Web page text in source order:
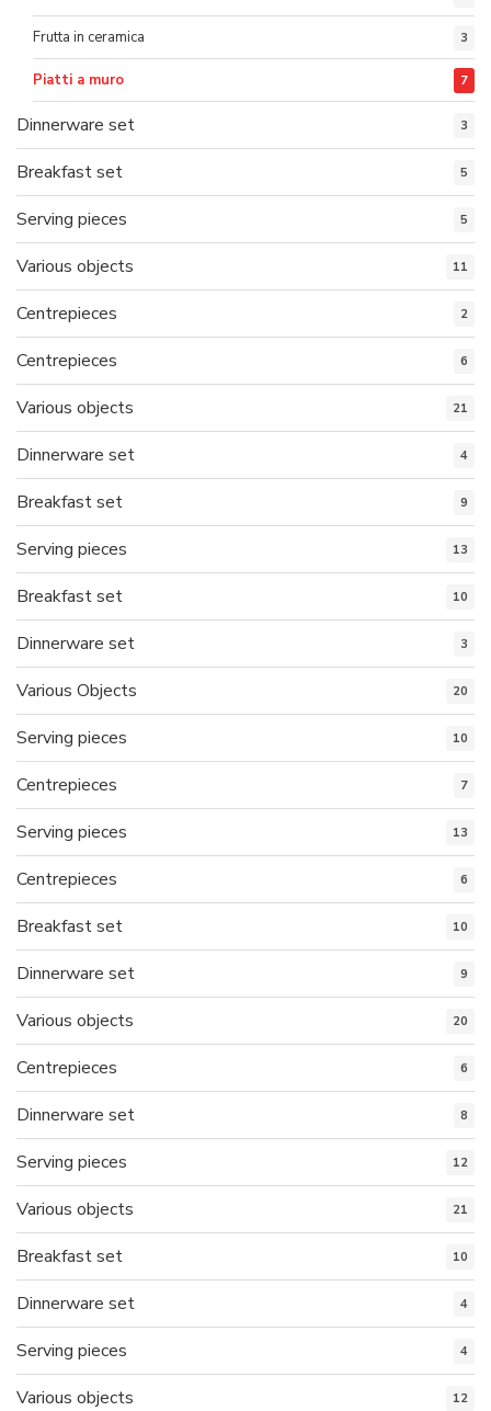
Frutta in ceramica 3
Piatti a muro 7
Dinnerware set 3
Breakfast set 5
Serving pieces 5
Various objects 11
Centrepieces 2
Centrepieces 6
Various objects 21
Dinnerware set 4
Breakfast set 9
Serving pieces 13
Breakfast set 10
Dinnerware set 3
Various Objects 20
Serving pieces 10
Centrepieces 7
Serving pieces 13
Centrepieces 6
Breakfast set 10
Dinnerware set 9
Various objects 20
Centrepieces 6
Dinnerware set 8
Serving pieces 12
Various objects 21
Breakfast set 10
Dinnerware set 4
Serving pieces 4
Various objects 12